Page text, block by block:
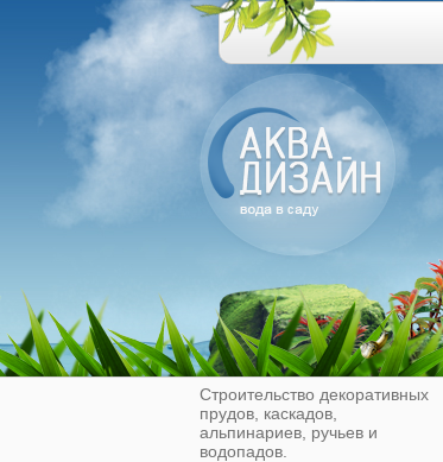
Строительство декоративных
прудов, каскадов,
альпинариев, ручьев и
водопадов.